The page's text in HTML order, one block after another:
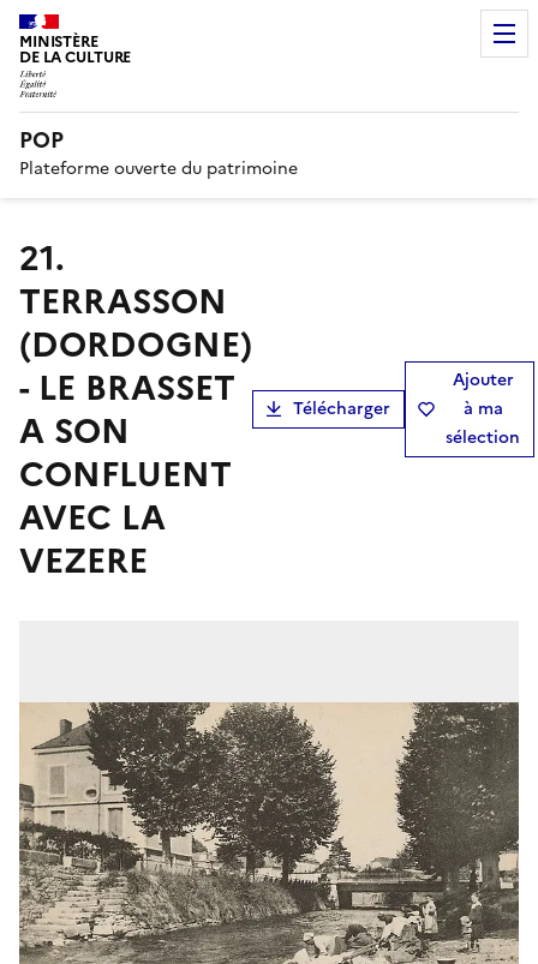
MINISTÈRE
DE LA CULTURE
POP
Plateforme ouverte du patrimoine
21.
TERRASSON
(DORDOGNE)
- LE BRASSET
A SON
CONFLUENT
AVEC LA
VEZERE
Télécharger
Ajouter
à ma
sélection